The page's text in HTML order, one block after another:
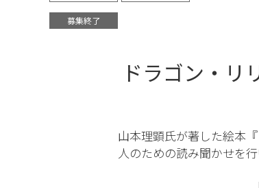
募集終了
ドラゴン・リ
山本理顕氏が著した絵本
人のための読み聞かせを行